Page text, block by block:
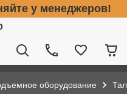
у менеджеров!
оборудование